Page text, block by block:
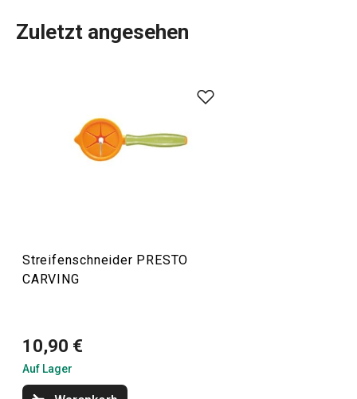
Gemüse nach eigenen Vorstellungen zu dekorieren
haben einige nützliche
CARVING PRESTO gekennzeichnet sind. Mit ihnen wird
Ihre Dekorationstätigkeit viel besser gelingen.
Zuletzt angesehen
Streifenschneider PRESTO
CARVING
10,90 €
Auf Lager